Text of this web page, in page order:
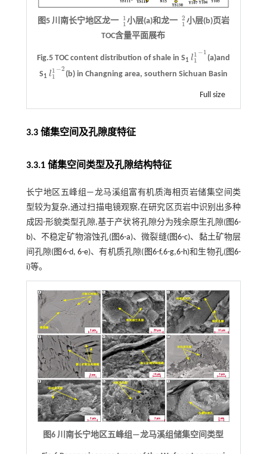
图5 川南长宁地区龙一 1
111
小层(a)和龙一 2
1
1 2
小层(b)页岩
TOC含量平面展布
Fig.5 TOC content distribution of shale in S1 l1
1
−1
l1
(a)and
S1 l1
1
−2
l1 (b) in Changning area, southern Sichuan Basin
Full size
3.3 储集空间及孔隙度特征
3.3.1 储集空间类型及孔隙结构特征
长宁地区五峰组—龙马溪组富有机质海相页岩储集空间类
型较为复杂,通过扫描电镜观察,在研究区页岩中识别出多种
成因-形貌类型孔隙,基于产状将孔隙分为残余原生孔隙(图6-
b)、不稳定矿物溶蚀孔(图6-a)、微裂缝(图6-c)、黏土矿物层
间孔隙(图6-d, 6-e)、有机质孔隙( 图6-f,6-g,6-h)和生物孔(图6-
i)等。
图6 川南长宁地区五峰组—龙马溪组储集空间类型